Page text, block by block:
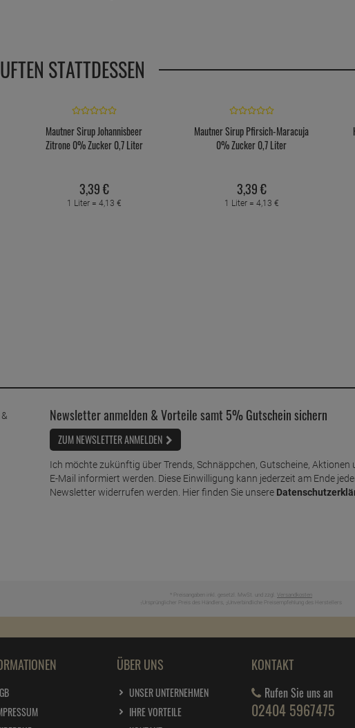
STATTDESSEN
Mautner Sirup Johannisbeer
Zitrone 0% Zucker 0,7 Liter
3,39€
1 Liter = 4, 13 €
Mautner Sirup Pfirsich-Maracuja
0% Zucker 0,7 Liter
3,39€
1 Liter = 4, 13 €
Newsletter anmelden & Vorteile samt 5% Gutschein sichern
ZUM NEWSLETTER ANMELDEN
Ich möchte zukünftig über Trends, Schnäppchen, Gutscheine, Aktionen
E-Mail informiert werden. Diese Einwilligung kann jederzeit am Ende
Newsletter widerrufen werden. Hier finden Sie unsere
* Preisangaben inkl. gesetzl. MwSt. und zzgl. Versandkosten
Ursprünglicher Preis des Händlers, Unverbindliche Preisempfehlung des Herstellers
ÜBER UNS
UNSER UNTERNEHMEN
IHRE VORTEILE
KONTAKT
Rufen Sie uns an
02404 5967475